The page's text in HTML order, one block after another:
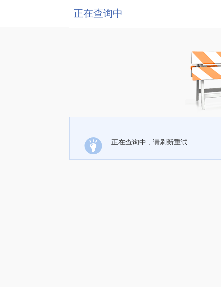
正在查询中
正在查询中，请刷新重试